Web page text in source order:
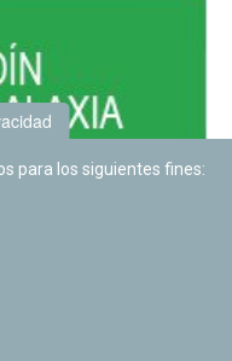
para los siguientes fines: